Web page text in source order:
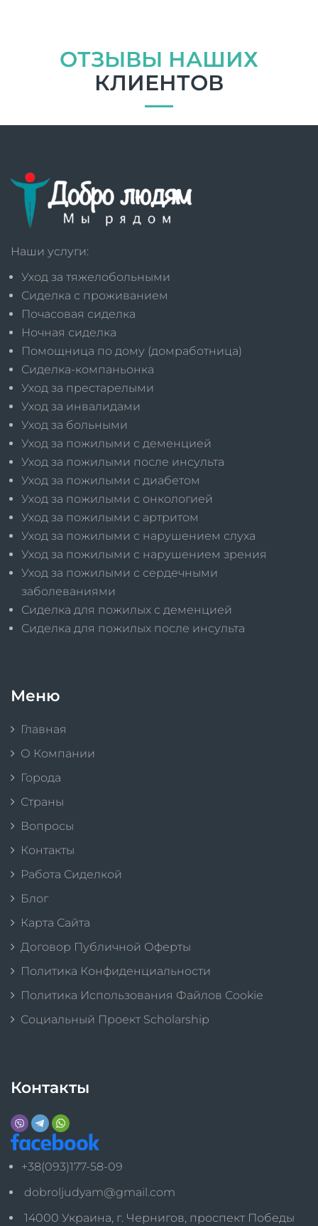
ОТЗЫВЫ НАШИХ
КЛИЕНТОВ
Наши услуги:
Уход за тяжелобольными
Сиделка с проживанием
Почасовая сиделка
Ночная сиделка
Помощница по дому (домработница)
Сиделка-компаньонка
Уход за престарелыми
Уход за инвалидами
Уход за больными
Уход за пожилыми с деменцией
Уход за пожилыми после инсульта
Уход за пожилыми с диабетом
Уход за пожилыми с онкологией
Уход за пожилыми с артритом
Уход за пожилыми с нарушением слуха
Уход за пожилыми с нарушением зрения
Уход за пожилыми с сердечными
заболеваниями
Сиделка для пожилых с деменцией
Сиделка для пожилых после инсульта
Меню
Главная
О Компании
Города
Страны
Вопросы
Контакты
Работа Сиделкой
Блог
Карта Сайта
Договор Публичной Оферты
Политика Конфиденциальности
Политика Использования Файлов Cookie
Социальный Проект Scholarship
Контакты
+38(093)177-58-09
dobroljudyam@gmail.com
14000 Украина, г. Чернигов, проспект Победы